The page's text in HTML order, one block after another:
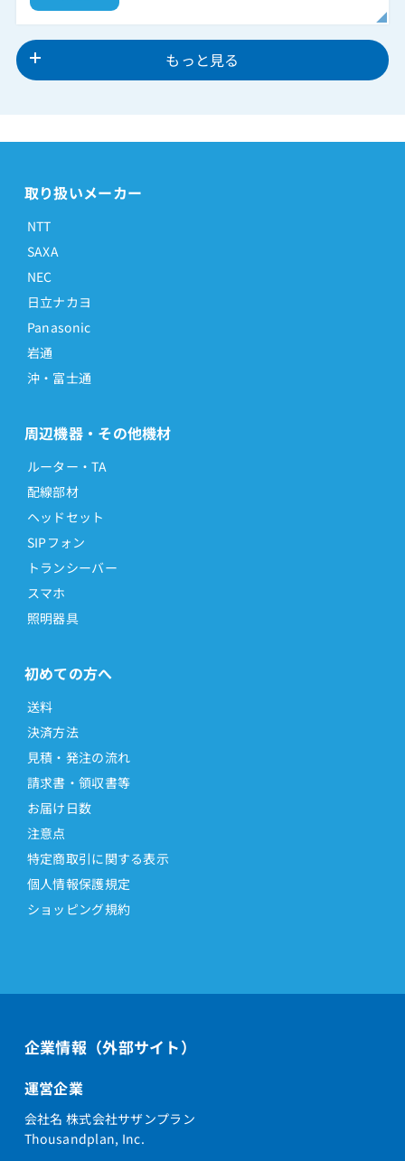
もっと見る
取り扱いメーカー
NTT
SAXA
NEC
日立ナカヨ
Panasonic
岩通
沖・富士通
周辺機器・その他機材
ルーター・TA
配線部材
ヘッドセット
SIPフォン
トランシーバー
スマホ
照明器具
初めての方へ
送料
決済方法
見積・発注の流れ
請求書・領収書等
お届け日数
注意点
特定商取引に関する表示
個人情報保護規定
ショッピング規約
企業情報（外部サイト）
運営企業
会社名 株式会社サザンプラン
Thousandplan, Inc.